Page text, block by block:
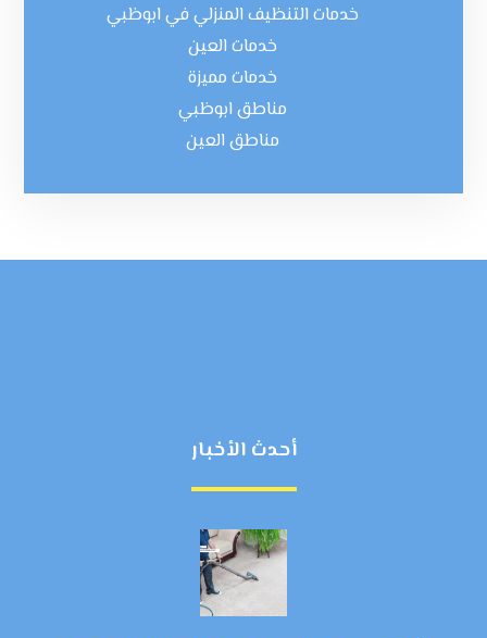
خدمات التنظيف المنزلي في ابوظبي
خدمات العين
خدمات مميزة
مناطق ابوظبي
مناطق العين
أحدث الأخبار